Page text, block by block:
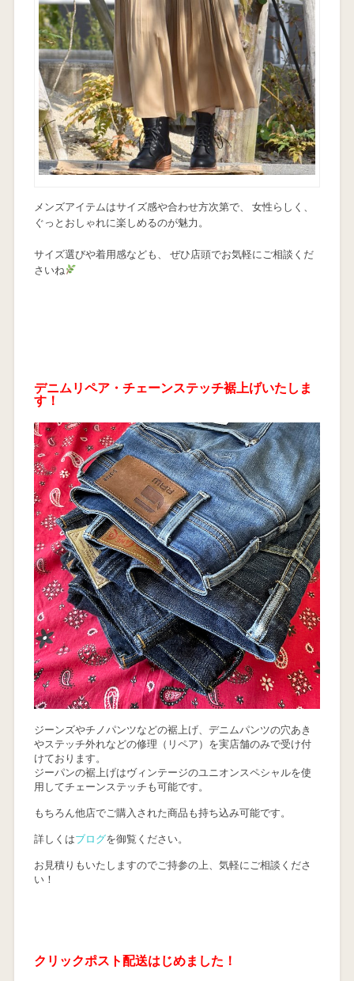
メンズアイテムはサイズ感や合わせ方次第で、 女性らしく、
ぐっとおしゃれに楽しめるのが魅力。
サイズ選びや着用感なども、 ぜひ店頭でお気軽にご相談くだ
さいね
デニムリペア・チェーンステッチ裾上げいたしま
す！
ジーンズやチノパンツなどの裾上げ、デニムパンツの穴あき
やステッチ外れなどの修理（リペア）を実店舗のみで受け付
けております。
ジーパンの裾上げはヴィンテージのユニオンスペシャルを使
用してチェーンステッチも可能です。
もちろん他店でご購入された商品も持ち込み可能です。
詳しくはブログを御覧ください。
お見積りもいたしますのでご持参の上、気軽にご相談くださ
い！
クリックポスト配送はじめました！